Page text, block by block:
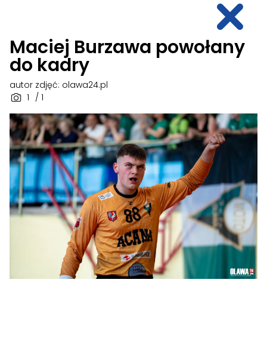
Maciej Burzawa powołany
do kadry
1 / 1
autor zdjęć: olawa24.pl